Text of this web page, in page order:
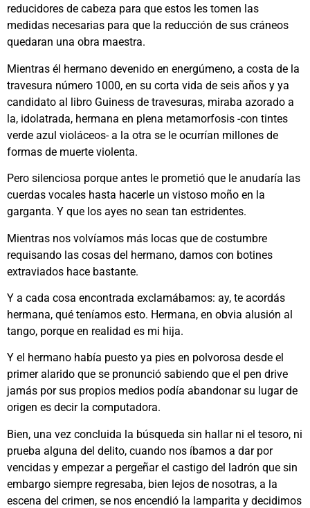
reducidores de cabeza para que estos les tomen las
medidas necesarias para que la reducción de sus cráneos
quedaran una obra maestra.
Mientras él hermano devenido en energúmeno, a costa de la
travesura número 1000, en su corta vida de seis años y ya
candidato al libro Guiness de travesuras, miraba azorado a
la, idolatrada, hermana en plena metamorfosis -con tintes
verde azul violáceos- a la otra se le ocurrían millones de
formas de muerte violenta.
Pero silenciosa porque antes le prometió que le anudaría las
cuerdas vocales hasta hacerle un vistoso moño en la
garganta. Y que los ayes no sean tan estridentes.
Mientras nos volvíamos más locas que de costumbre
requisando las cosas del hermano, damos con botines
extraviados hace bastante.
Y a cada cosa encontrada exclamábamos: ay, te acordás
hermana, qué teníamos esto. Hermana, en obvia alusión al
tango, porque en realidad es mi hija.
Y el hermano había puesto ya pies en polvorosa desde el
primer alarido que se pronunció sabiendo que el pen drive
jamás por sus propios medios podía abandonar su lugar de
origen es decir la computadora.
Bien, una vez concluida la búsqueda sin hallar ni el tesoro, ni
prueba alguna del delito, cuando nos íbamos a dar por
vencidas y empezar a pergeñar el castigo del ladrón que sin
embargo siempre regresaba, bien lejos de nosotras, a la
escena del crimen, se nos encendió la lamparita y decidimos